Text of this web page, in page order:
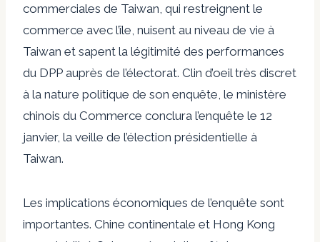
commerciales de Taiwan, qui restreignent le
commerce avec l’île, nuisent au niveau de vie à
Taiwan et sapent la légitimité des performances
du DPP auprès de l’électorat. Clin d’oeil très discret
à la nature politique de son enquête, le ministère
chinois du Commerce conclura l’enquête le 12
janvier, la veille de l’élection présidentielle à
Taiwan.
Les implications économiques de l’enquête sont
importantes. Chine continentale et Hong Kong